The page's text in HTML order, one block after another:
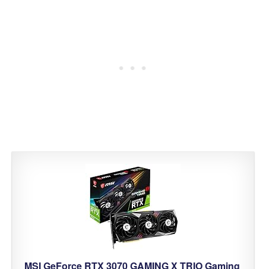
MSI GeForce RTX 3070 GAMING X TRIO Gaming